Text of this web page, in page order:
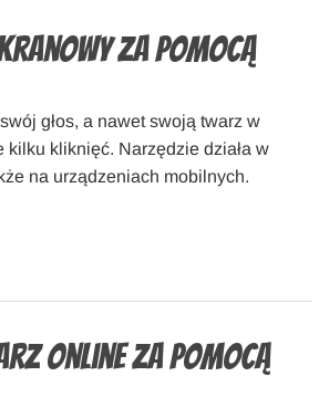
za pomocą
głos, a nawet swoją twarz w
kilku kliknięć. Narzędzie działa w
na urządzeniach mobilnych.
online za pomocą